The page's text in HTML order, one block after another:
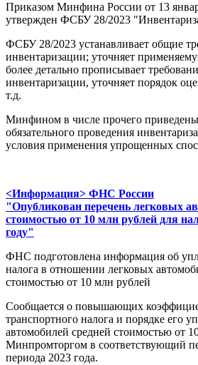
Приказом Минфина России от 13
утвержден ФСБУ 28/2023
ФСБУ 28/2023 устанавливает общие
инвентаризации; уточняет
более детально прописывает
инвентаризации, уточняет порядок
т.д.
Минфином в числе прочего
обязательного проведения
условия применения упрощенных
<Информация> ФНС России
"Опубликован перечень легковых
стоимостью от 10 млн рублей для
году"
ФНС подготовлена информация об
налога в отношении легковых
стоимостью от 10 млн рублей
Сообщается о повышающих
транспортного налога и порядке его
автомобилей средней стоимостью от
Минпромторгом в соответствующий
периода 2023 года.